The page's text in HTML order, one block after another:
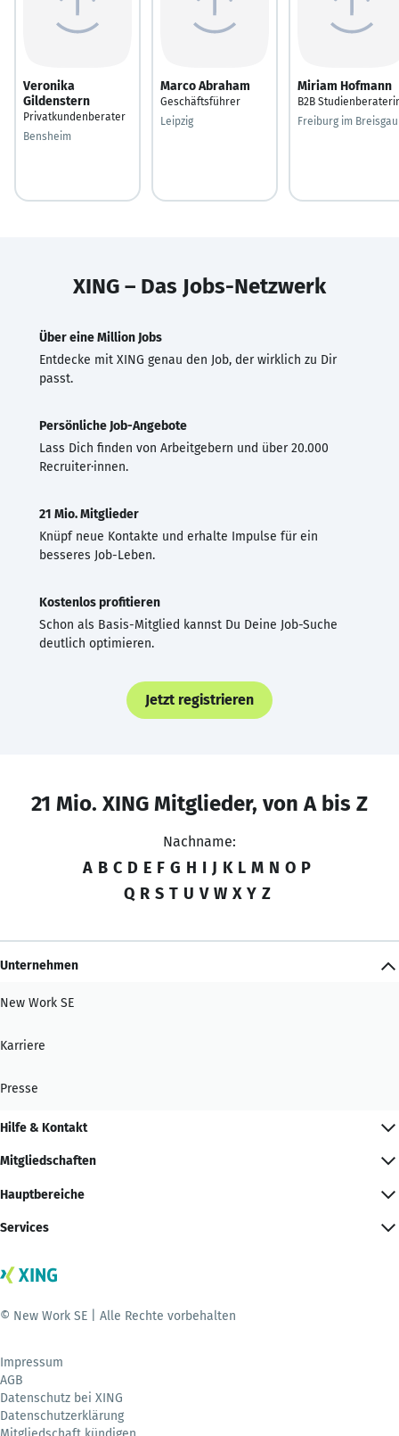
Veronika
Gildenstern
Privatkundenberater
Bensheim
Marco Abraham
Geschäftsführer
Leipzig
Miriam Hofmann
B2B
Freiburg im Breisgau
XING – Das Jobs-Netzwerk
Über eine Million Jobs
Entdecke mit XING genau den Job, der wirklich zu Dir
passt.
Persönliche Job-Angebote
Lass Dich finden von Arbeitgebern und über 20.000
Recruiter·innen.
21 Mio. Mitglieder
Knüpf neue Kontakte und erhalte Impulse für ein
besseres Job-Leben.
Kostenlos profitieren
Schon als Basis-Mitglied kannst Du Deine Job-Suche
deutlich optimieren.
Jetzt registrieren
21 Mio. XING Mitglieder, von A bis Z
Nachname:
A B C D E F G H I J K L M N O P
Q R S T U V W X Y Z
Unternehmen
New Work SE
Karriere
Presse
Hilfe & Kontakt
Mitgliedschaften
Hauptbereiche
Services
© New Work SE | Alle Rechte vorbehalten
Impressum
AGB
Datenschutz bei XING
Datenschutzerklärung